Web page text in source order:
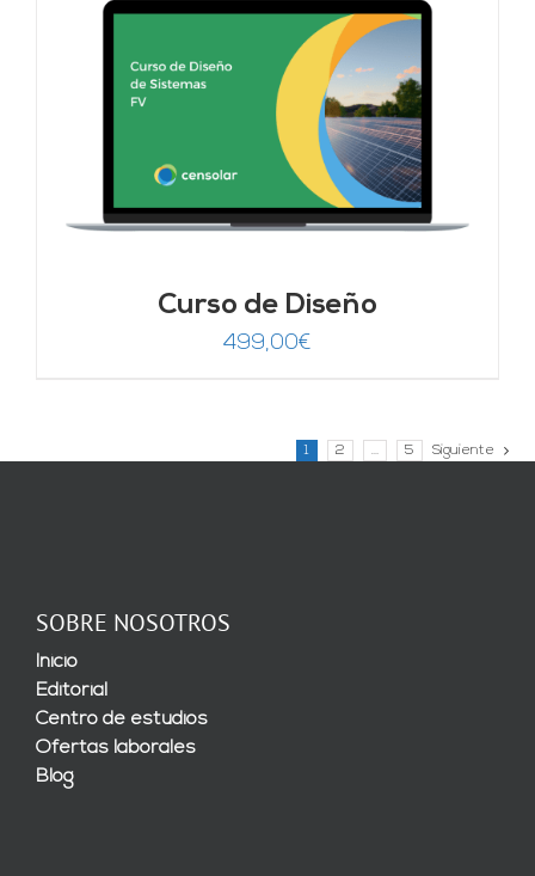
Curso de Diseño
499,00€
1 2 … 5 Siguiente
SOBRE NOSOTROS
Inicio
Editorial
Centro de estudios
Ofertas laborales
Blog